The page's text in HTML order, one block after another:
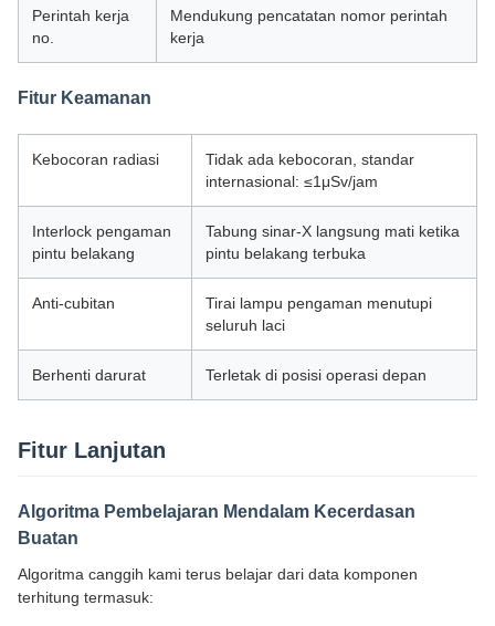
Perintah kerja
no.
Mendukung pencatatan nomor perintah
kerja
Fitur Keamanan
Kebocoran radiasi
Tidak ada kebocoran, standar
internasional: ≤1μSv/jam
Interlock pengaman
pintu belakang
Tabung sinar-X langsung mati ketika
pintu belakang terbuka
Anti-cubitan
Tirai lampu pengaman menutupi
seluruh laci
Berhenti darurat Terletak di posisi operasi depan
Fitur Lanjutan
Algoritma Pembelajaran Mendalam Kecerdasan
Buatan
Algoritma canggih kami terus belajar dari data komponen
terhitung termasuk: